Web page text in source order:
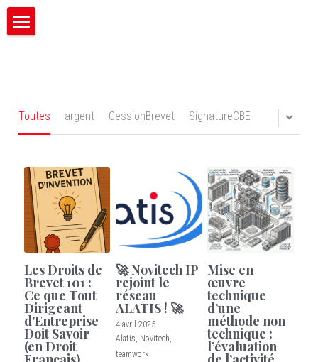
Valeurs
International
Langues
Contact
Start_UP
English
Blog
Toutes argent CessionBrevet SignatureCBE
Les Droits de
Brevet 101 :
Ce que Tout
Dirigeant
d'Entreprise
Doit Savoir
(en Droit
🚀 Novitech IP
rejoint le
réseau
ALATIS ! 🚀
4 avril 2025 ·
Alatis, Novitech,
teamwork
Mise en
œuvre
technique
d’une
méthode non
technique :
l’évaluation